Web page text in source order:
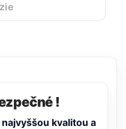
!
kvalitou a